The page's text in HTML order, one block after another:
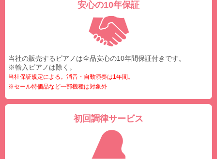
安心の10年保証
当社の販売するピアノは全品安心の10年間保証付きです。
※輸入ピアノは除く。
当社保証規定による。消音・自動演奏は1年間。
※セール特価品など一部機種は対象外
初回調律サービス